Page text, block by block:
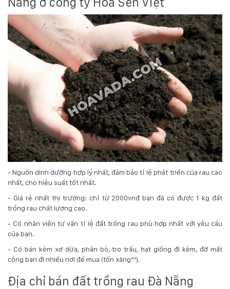
- Nguồn dinh dưỡng hợp lý nhất, đảm bảo tỉ lệ phát triển của rau cao
nhất, cho hiệu suất tốt nhất.
- Giá rẻ nhất thị trường: chỉ từ 2000vnđ bạn đã có được 1 kg đất
trồng rau chất lượng cao.
- Có nhân viên tư vấn tỉ lệ đất trồng rau phù hợp nhất với yêu cầu
của bạn.
- Có bán kèm xơ dừa, phân bò, tro trấu, hạt giống đi kèm, đỡ mất
công bạn đi nhiều nơi để mua (tốn xăng^^).
Địa chỉ bán đất trồng rau Đà Nẵng